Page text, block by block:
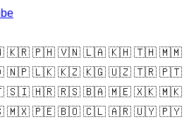
🇰🇷 🇵🇭 🇻🇳 🇱🇦 🇰🇭 🇹🇭 🇲🇲
🇳🇵 🇱🇰 🇰🇿 🇰🇬 🇺🇿 🇹🇷 🇵🇹
🇸🇮 🇭🇷 🇷🇸 🇧🇦 🇲🇪 🇽🇰 🇲🇰
🇲🇽 🇵🇪 🇧🇴 🇨🇱 🇦🇷 🇺🇾 🇵🇾